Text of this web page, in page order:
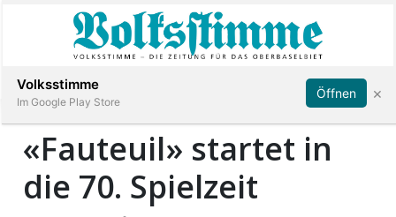
Immobilien
Abonnieren Anmelden
«Fauteuil» startet in
die 70. Spielzeit
Volksstimme
Im Google Play Store
Öffnen ×